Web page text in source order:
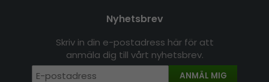
Nyhetsbrev
Skriv in din e-postadress här för att
anmäla dig till vårt nyhetsbrev.
ANMÄL MIG